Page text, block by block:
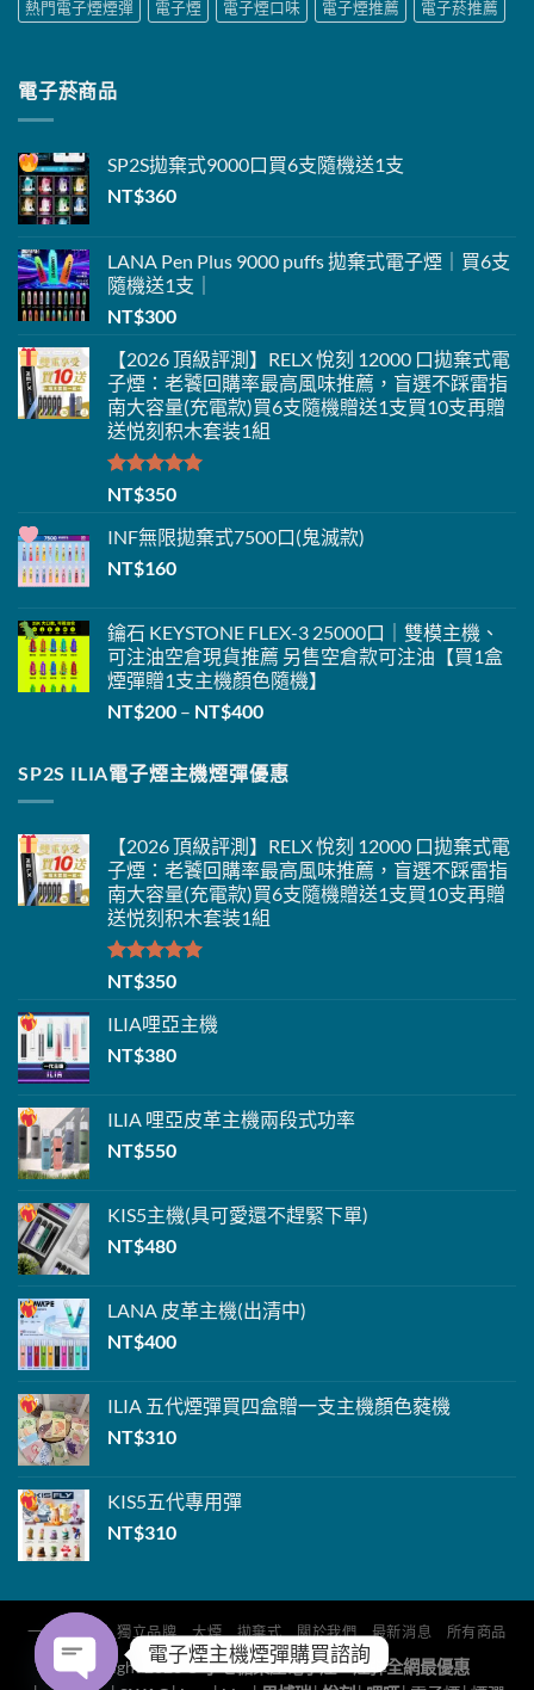
熱門電子煙煙彈
電子煙 電子煙口味 電子煙推薦 電子菸推薦
電子菸商品
SP2S拋棄式9000口買6支隨機送1支
NT$360
LANA Pen Plus 9000 puffs 拋棄式電子煙｜買6支
隨機送1支｜
NT$300
【2026 頂級評測】RELX 悅刻 12000 口拋棄式電
子煙：老饕回購率最高風味推薦，盲選不踩雷指
南大容量(充電款)買6支隨機贈送1支買10支再贈
送悦刻积木套装1組
評分5.00
滿分 5
NT$350
INF無限拋棄式7500口(鬼滅款)
NT$160
鑰石 KEYSTONE FLEX-3 25000口｜雙模主機、
可注油空倉現貨推薦 另售空倉款可注油【買1盒
煙彈贈1支主機顏色隨機】
NT$200 – NT$400價
範
圍：
NT$400
SP2S ILIA電子煙主機煙彈優惠
【2026 頂級評測】RELX 悅刻 12000 口拋棄式電
子煙：老饕回購率最高風味推薦，盲選不踩雷指
南大容量(充電款)買6支隨機贈送1支買10支再贈
送悦刻积木套装1組
評分5.00
滿分 5
NT$350
ILIA哩亞主機
NT$380
ILIA 哩亞皮革主機兩段式功率
NT$550
KIS5主機(具可愛還不趕緊下單)
NT$480
LANA 皮革主機(出清中)
NT$400
ILIA 五代煙彈買四盒贈一支主機顏色蕤機
NT$310
KIS5五代專用彈
NT$310
一代 五代 獨立品牌 大煙 拋棄式 關於我們 最新消息 所有商品
Copyright 2026 ©小七糖果屋電子煙、煙彈全網最優惠
電子煙主機煙彈購買諮詢